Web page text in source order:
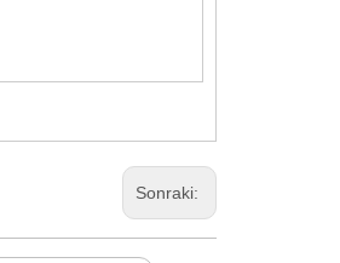
Sonraki: